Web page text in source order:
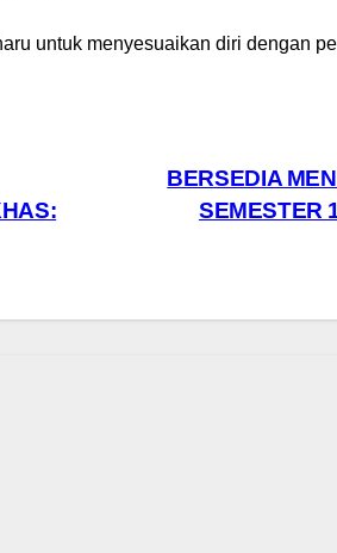
untuk menyesuaikan diri dengan
BERSEDIA
SEMESTER